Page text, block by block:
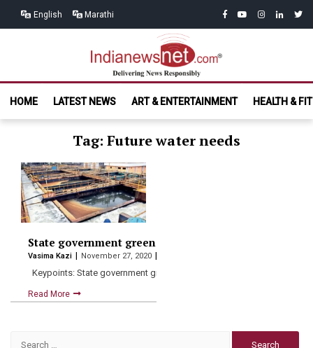
English Marathi facebook
youtubeinstagram
linkedin
India News
Net.com
HOME
LATEST NEWS ART & ENTERTAINMENT HEALTH &
Tag: Future water needs
State government green lights desalination to ease
Vasima Kazi November 27, 2020
Keypoints: State government green lights a desalination plant at…
Read More